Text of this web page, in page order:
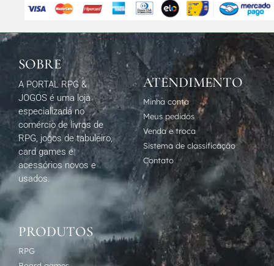
SOBRE
A PORTAL RPG &
JOGOS é uma loja
especializada no
comércio de livros de
RPG, jogos de tabuleiro,
card games e
acessórios novos e
usados.
ATENDIMENTO
Minha conta
Meus pedidos
Venda e troca
Sistema de classificação
Contato
PRODUTOS
RPG